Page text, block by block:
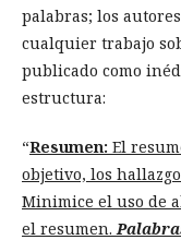
palabras; los
cualquier trabajo
publicado como
estructura:
“Resumen: El
objetivo, los
Minimice el uso de
el resumen.